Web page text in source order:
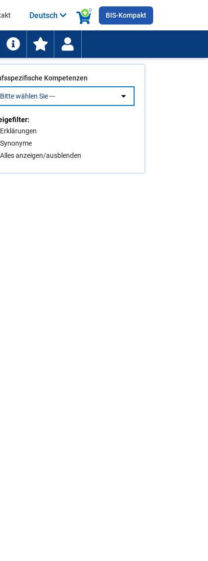
0
Deutsch BIS-Kompakt
Kompetenzen
Erklärungen
Synonyme
Alles anzeigen/ausblenden